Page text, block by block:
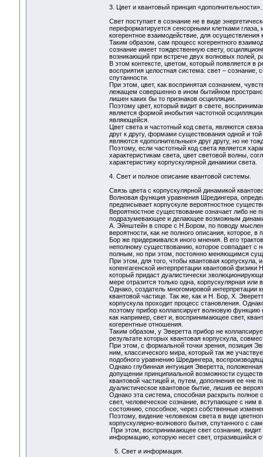
3. Цвет и квантовый принцип «дополнительности».
Свет поступает в сознание не в виде
переформатируется сенсорными клетками
когерентное взаимодействие, для
Таким образом, сам процесс когерентного
сознание имеет тождественную свету,
возникающий при встрече двух волновых полей,
В этом контексте, цветом, который появляется в
восприятия целостная система: свет – сознание,
спутанности.
При этом, цвет, как воспринятая сознанием,
лежащем совершенно в ином бытийном
лишен каких бы то признаков осцилляции.
Поэтому цвет, который видит в свете,
является формой инобытия частотной
являющейся.
Цвет света и частотный код света, являются
друг к другу, формами существования одной и
являются «дополнительные» друг другу, но не
Поэтому, если частотный код света является
характеристикам света, цвет световой волны,
характеристику корпускулярной динамики света.
4. Свет и полное описание квантовой системы.
Связь цвета с корпускулярной динамикой
Волновая функция уравнения Шредингера,
предписывает корпускуле вероятностное
Вероятностное существование означает либо
подразумевающее и делающее возможным
А. Эйнштейн в споре с Н.Бором, по поводу
вероятности, как не полного описания, которое,
Бор же придерживался иного мнения. В его
неполному существованию, которое совпадает с
полным, но при этом, постоянно меняющимся
При этом, для того, чтобы квантовая корпускула,
копенгагенской интерпретации квантовой
который придаст дуалистически
мере отразится только одна, корпускулярная или
Однако, создатель многомировой интерпретации
квантовой частице. Так же, как и Н. Бор, Х.
корпускула проходит процесс становления.
поэтому прибор коллапсирует волновую функцию
как например, свет и, воспринимающее свет,
когерентные отношения.
Таким образом, у Эверетта прибор не
результате которых квантовая корпускула,
При этом, с формальной точки зрения, позиция
ним, классического мира, который так же
подобного уравнению Шредингера,
Однако глубинная интуиция Эверетта,
допущении принципиальной возможности
квантовой частицей и, путем, дополнения ее «не
дуалистическое квантовое бытие, лишив ее
Однако эта система, способная раскрыть
свет, человеческое сознание, вступающее с ним
состоянию, способное, через собственные
Поэтому, видение человеком света в виде
корпускулярно-волнового бытия, спутанного с
При этом, воспринимающее свет сознание, видит
информацию, которую несет свет, отразившийся
5. Свет и информация.